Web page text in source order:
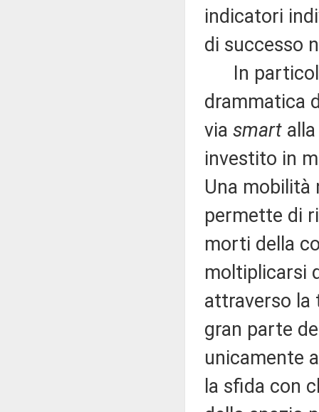
indicatori
di successo
In
drammatica
via smart
investito in
Una mobilità
permette di
morti della
moltiplicarsi
attraverso la
gran parte
unicamente
la sfida con